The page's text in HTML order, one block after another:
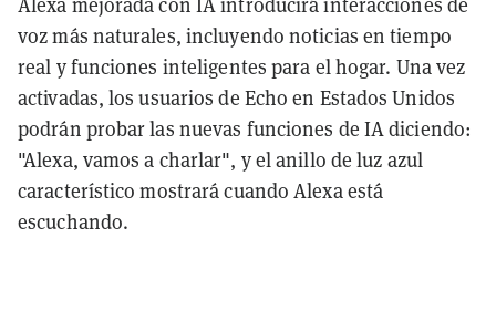
voz más naturales, incluyendo noticias en tiempo
real y funciones inteligentes para el hogar. Una vez
activadas, los usuarios de Echo en Estados Unidos
podrán probar las nuevas funciones de IA diciendo:
"Alexa, vamos a charlar", y el anillo de luz azul
característico mostrará cuando Alexa está
escuchando.